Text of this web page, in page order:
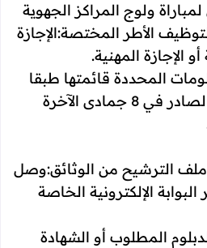
ولوج المراكز الجهوية
الأطر المختصة:الإجازة
الإجازة المهنية.
المحددة قائمتها طبقا
للمرسوم رقم 2.12.90 الصادر في 8 جمادى الآخرة
الترشيح من الوثائق:وصل
الإلكترونية الخاصة
المطلوب أو الشهادة